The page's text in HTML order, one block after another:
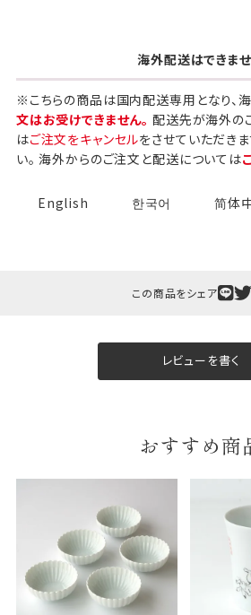
当店でギフト対応の商品をご購入い
斗（のし）掛け・ギフト包装・手提
しております。
包装紙について
A.一般的なギフトに使用する包装
B.婚礼や出産、長寿祝などに使用す
A
海外配送はできま
※こちらの商品は国内配送専用となり、
文はお受けできません。 配送先が海外の
はご注文をキャンセルをさせていただき
い。 海外からのご注文と配送については
English 한국어 简体
この商品をシェア
レビューを書く
おすすめ商